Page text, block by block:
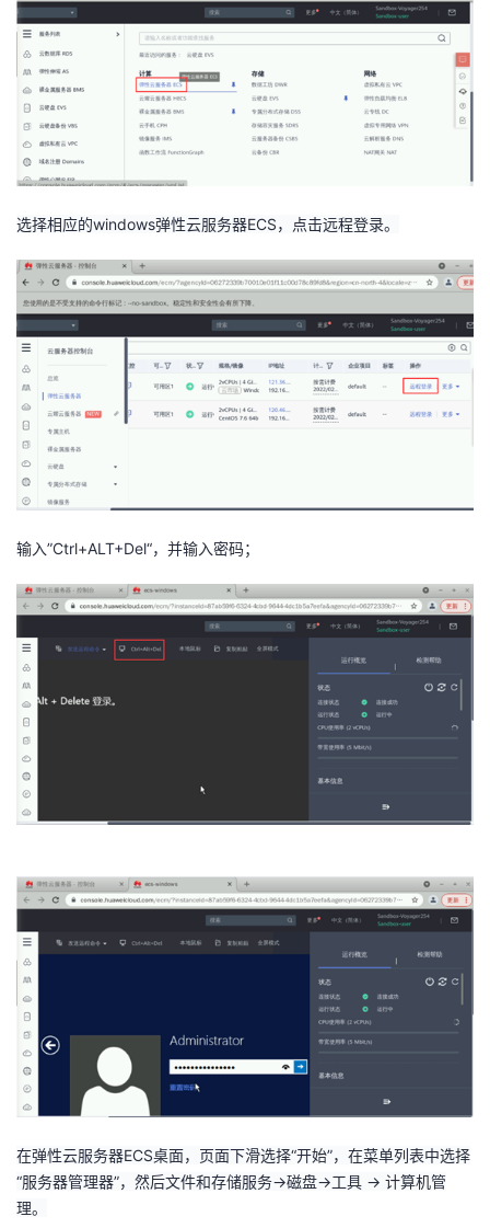
选择相应的windows弹性云服务器ECS，点击远程登录。
输入”Ctrl+ALT+Del“，并输入密码；
在弹性云服务器ECS桌面，页面下滑选择“开始”，在菜单列表中选择
“服务器管理器”，然后文件和存储服务->磁盘->工具 -> 计算机管
理。